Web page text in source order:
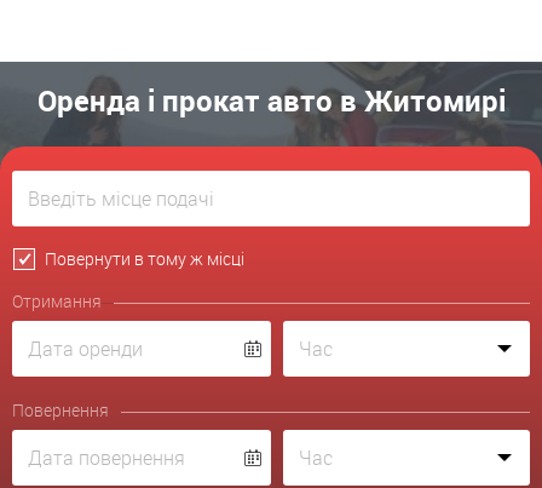
Оренда і прокат авто в Житомирі
Повернути в тому ж місці
Отримання
Повернення